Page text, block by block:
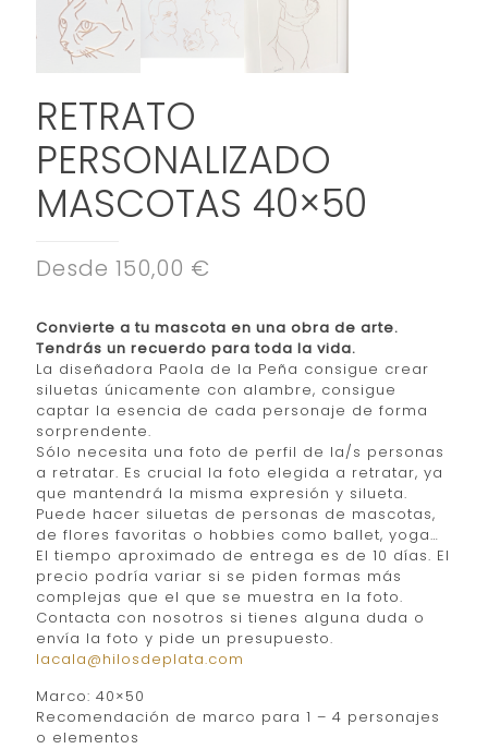
RETRATO
PERSONALIZADO
MASCOTAS 40×50
Desde 150,00 €
Convierte a tu mascota en una obra de arte.
Tendrás un recuerdo para toda la vida.
La diseñadora Paola de la Peña consigue crear
siluetas únicamente con alambre, consigue
captar la esencia de cada personaje de forma
sorprendente.
Sólo necesita una foto de perfil de la/s personas
a retratar. Es crucial la foto elegida a retratar, ya
que mantendrá la misma expresión y silueta.
Puede hacer siluetas de personas de mascotas,
de flores favoritas o hobbies como ballet, yoga…
El tiempo aproximado de entrega es de 10 días. El
precio podría variar si se piden formas más
complejas que el que se muestra en la foto.
Contacta con nosotros si tienes alguna duda o
envía la foto y pide un presupuesto.
lacala@hilosdeplata.com
Marco: 40×50
Recomendación de marco para 1 – 4 personajes
o elementos